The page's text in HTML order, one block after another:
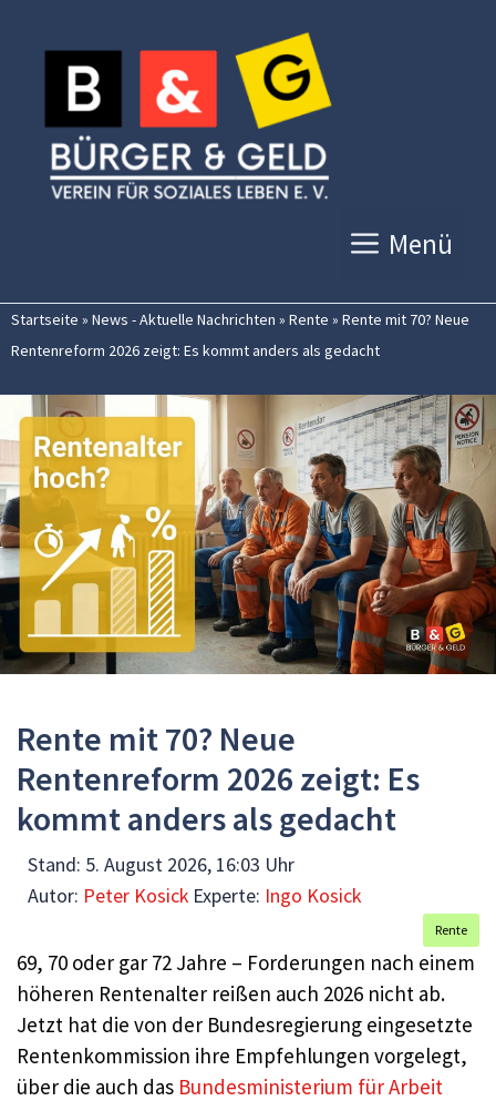
Inhalt
springen
Menü
Startseite » News - Aktuelle Nachrichten » Rente » Rente mit 70? Neue
Rentenreform 2026 zeigt: Es kommt anders als gedacht
Rente mit 70? Neue
Rentenreform 2026 zeigt: Es
kommt anders als gedacht
Stand: 5. August 2026, 16:03 Uhr
Autor: Peter Kosick Experte: Ingo Kosick
Rente
69, 70 oder gar 72 Jahre – Forderungen nach einem
höheren Rentenalter reißen auch 2026 nicht ab.
Jetzt hat die von der Bundesregierung eingesetzte
Rentenkommission ihre Empfehlungen vorgelegt,
über die auch das Bundesministerium für Arbeit